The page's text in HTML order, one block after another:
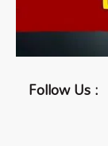
Follow Us :